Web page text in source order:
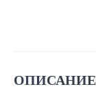
ОПИСАНИЕ